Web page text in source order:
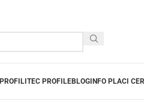
PROFILITEC PROFILEBLOG INFO PLACI